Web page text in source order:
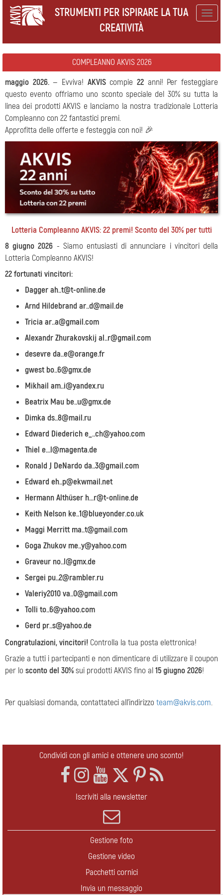
STRUMENTI PER ISPIRARE LA TUA
CREATIVITÀ
COMPLEANNO AKVIS 2026
maggio 2026.— Evviva! AKVIScompie22 anni! Per festeggiare
questo evento offriamo uno sconto speciale del 30% su tutta la
linea dei prodotti AKVIS e lanciamo la nostra tradizionale Lotteria
Compleanno con 22 fantastici premi.
Approfitta delle offerte e festeggia con noi! 🎉
Lotteria Сompleanno AKVIS: 22 premi! Sconto del 30% per tutti
8 giugno 2026 - Siamo entusiasti di annunciare i vincitori della
Lotteria Compleanno AKVIS!
22 fortunati vincitori:
Dagger ah..t@t-online.de
Arnd Hildebrand ar..d@mail.de
Tricia ar..a@gmail.com
Alexandr Zhurakovskij al..r@gmail.com
desevre da..e@orange.fr
gwest bo..6@gmx.de
Mikhail am..i@yandex.ru
Beatrix Mau be..u@gmx.de
Dimka ds..8@mail.ru
Edward Diederich e_..ch@yahoo.com
Thiel e...l@magenta.de
Ronald J DeNardo da..3@gmail.com
Edward eh..p@ekwmail.net
Hermann Althüser h...r@t-online.de
Keith Nelson ke..1@blueyonder.co.uk
Maggi Merritt ma..t@gmail.com
Goga Zhukov me..y@yahoo.com
Graveur no..l@gmx.de
Sergei pu..2@rambler.ru
Valeriy2010 va..0@gmail.com
Tolli to..6@yahoo.com
Gerd pr..s@yahoo.de
Congratulazioni, vincitori! Controlla la tua posta elettronica!
Grazie a tutti i partecipanti e non dimenticare di utilizzare il coupon
per lo sconto del 30%sui prodotti AKVIS fino al15 giugno 2026!
Per qualsiasi domanda, contattateci all'indirizzo team@akvis.com.
Condividi con gli amici e ottenere uno sconto!
Iscriviti alla newsletter
Gestione foto
Gestione video
Pacchetti cornici
Invia un messaggio